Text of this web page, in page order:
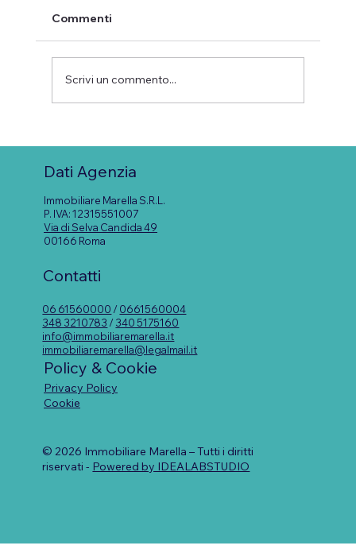
possibile?
Commenti
Scrivi un commento...
Dati Agenzia
Immobiliare Marella S.R.L.
P. IVA: 12315551007
Via di Selva Candida 49
00166 Roma
Contatti
06 61560000 /0661560004
348 3210783 /340 5175160
info@immobiliaremarella.it
immobiliaremarella@legalmail.it
Policy & Cookie
Privacy Policy
Cookie
© 2026 Immobiliare Marella – Tutti i diritti
riservati - Powered by IDEALABSTUDIO